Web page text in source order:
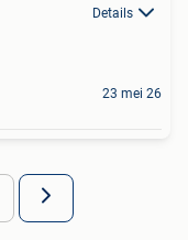
Details
23 mei 26